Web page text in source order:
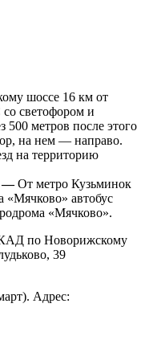
шоссе 16 км от
светофором и
500 метров после этого
на нем — направо.
на территорию
—От метро Кузьминок
«Мячково» автобус
«Мячково».
по Новорижскому
39
Адрес: